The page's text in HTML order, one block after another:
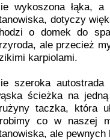
wykoszona łąka,
dotyczy
o domek do
ale przecież
karpiolami.
szeroka
ścieżka na
taczka, która
co w naszej
ale